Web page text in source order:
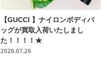
【GUCCI 】ナイロンボディバ
ッグが買取入荷いたしまし
た！！！！★
2026.07.26